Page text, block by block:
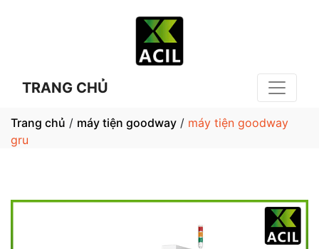
TRANG CHỦ
Trang chủ / máy tiện goodway / máy tiện goodway
gru